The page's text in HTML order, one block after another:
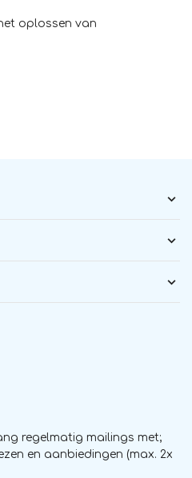
oplossen van
regelmatig mailings met;
en aanbiedingen (max. 2x